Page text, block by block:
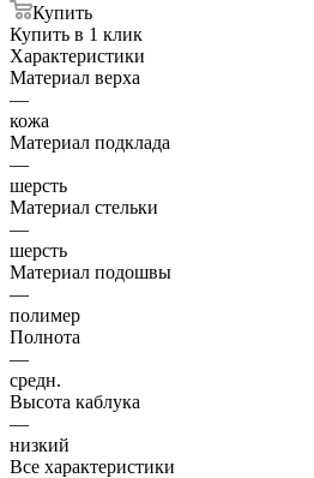
Купить
Купить в 1 клик
Характеристики
Материал верха
—
кожа
Материал подклада
—
шерсть
Материал стельки
—
шерсть
Материал подошвы
—
полимер
Полнота
—
средн.
Высота каблука
—
низкий
Все характеристики